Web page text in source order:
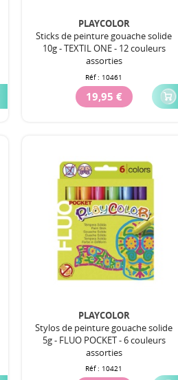
PLAYCOLOR
Sticks de peinture gouache solide
10g - TEXTIL ONE - 12 couleurs
assorties
Réf : 10461
19,95 €
PLAYCOLOR
Stylos de peinture gouache solide
5g - FLUO POCKET - 6 couleurs
assorties
Réf : 10421